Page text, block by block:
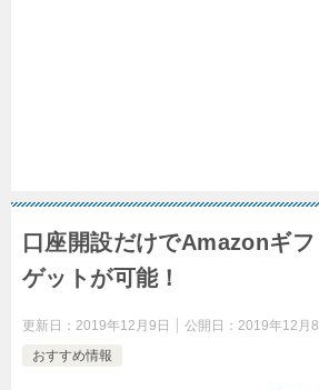
口座開設だけでAmazonギ
ゲットが可能！
更新日： 2019年12月9日 公開日： 2019年12月8
おすすめ情報